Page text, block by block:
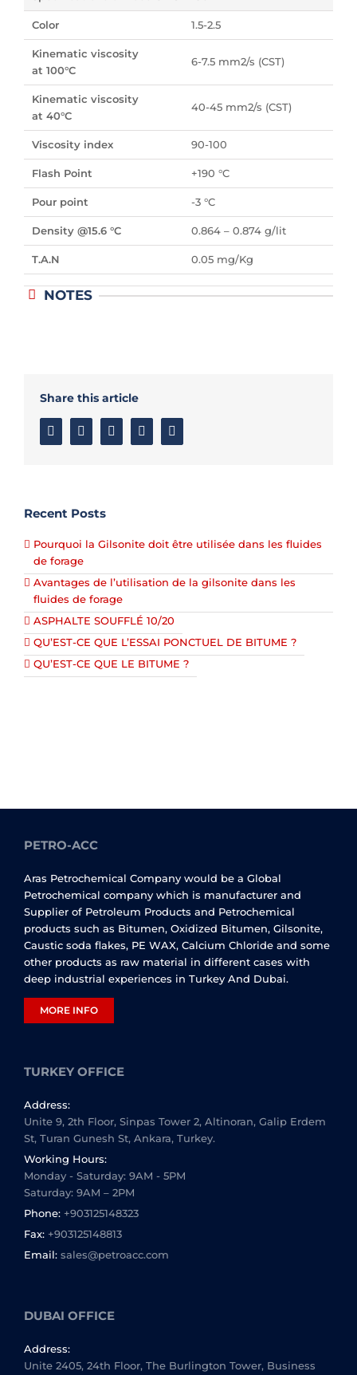
Color 1.5-2.5
Kinematic viscosity
at 100°C
6-7.5 mm2/s (CST)
Kinematic viscosity
at 40°C
40-45 mm2/s (CST)
Viscosity index 90-100
Flash Point +190 °C
Pour point -3 °C
Density @15.6 °C 0.864 – 0.874 g/lit
T.A.N 0.05 mg/Kg
NOTES
Share this article
FacebookTwitter LinkedinGoogle+
Recent Posts
Pourquoi la Gilsonite doit être utilisée dans les fluides
de forage
Avantages de l’utilisation de la gilsonite dans les
fluides de forage
ASPHALTE SOUFFLÉ 10/20
QU’EST-CE QUE L’ESSAI PONCTUEL DE BITUME ?
QU’EST-CE QUE LE BITUME ?
PETRO-ACC
Aras Petrochemical Company would be a Global
Petrochemical company which is manufacturer and
Supplier of Petroleum Products and Petrochemical
products such as Bitumen, Oxidized Bitumen, Gilsonite,
Caustic soda flakes, PE WAX, Calcium Chloride and some
other products as raw material in different cases with
deep industrial experiences in Turkey And Dubai.
MORE INFO
TURKEY OFFICE
Address:
Unite 9, 2th Floor, Sinpas Tower 2, Altinoran, Galip Erdem
St, Turan Gunesh St, Ankara, Turkey.
Working Hours:
Monday - Saturday: 9AM - 5PM
Saturday: 9AM – 2PM
Phone: +903125148323
Fax: +903125148813
Email: sales@petroacc.com
DUBAI OFFICE
Address:
Unite 2405, 24th Floor, The Burlington Tower, Business